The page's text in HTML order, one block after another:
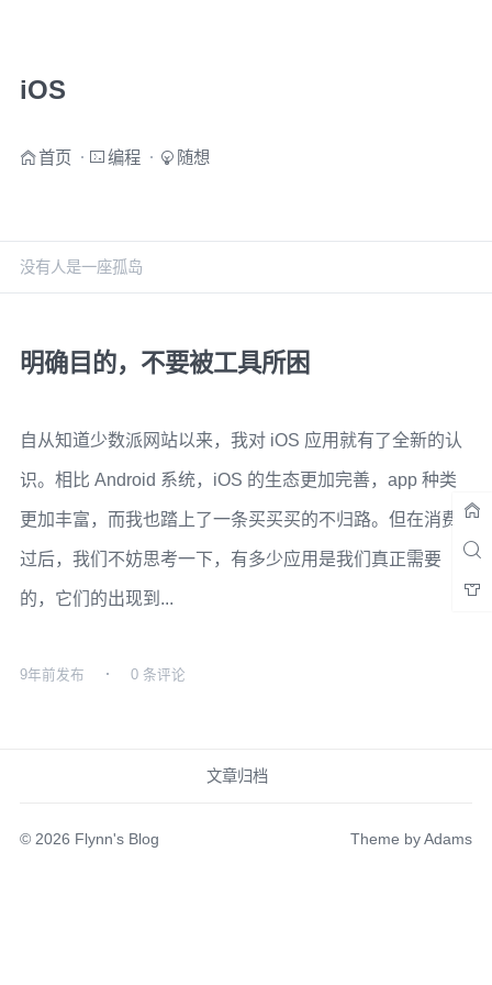
iOS
首页 编程 随想
没有人是一座孤岛
明确目的，不要被工具所困
自从知道少数派网站以来，我对 iOS 应用就有了全新的认
识。相比 Android 系统，iOS 的生态更加完善，app 种类
更加丰富，而我也踏上了一条买买买的不归路。但在消费
过后，我们不妨思考一下，有多少应用是我们真正需要
的，它们的出现到...
9年前发布 0 条评论
文章归档
© 2026 Flynn's Blog Theme byAdams